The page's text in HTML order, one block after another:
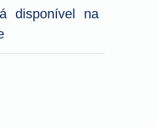
disponível na